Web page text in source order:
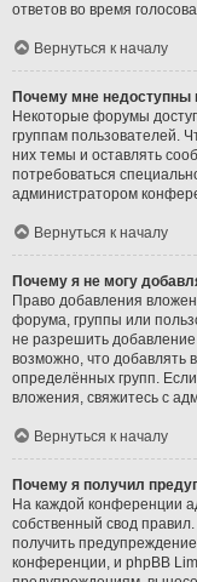
ответов во время
Вернуться к началу
Почему мне
Некоторые форумы
группам пользователей.
них темы и оставлять
потребоваться
администратором
Вернуться к началу
Почему я не могу
Право добавления
форума, группы или
не разрешить
возможно, что добавлять
определённых групп.
вложения, свяжитесь с
Вернуться к началу
Почему я получил
На каждой конференции
собственный свод
получить
конференции, и phpBB